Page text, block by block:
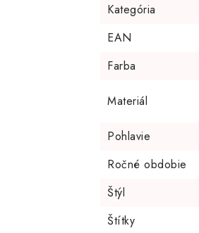
Kategória
EAN
Farba
Materiál
Pohlavie
Ročné obdobie
Štýl
Štítky